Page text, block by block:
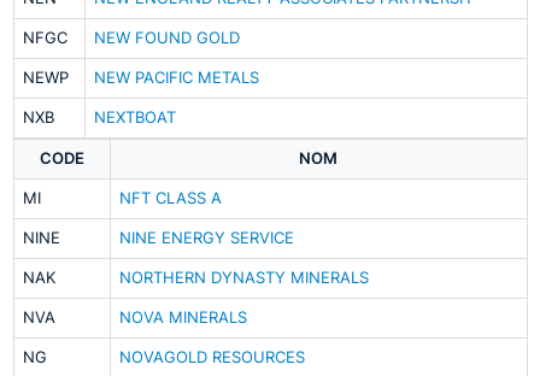
NFGC NEW FOUND GOLD
NEWP NEW PACIFIC METALS
NXB NEXTBOAT
CODE NOM
MI NFT CLASS A
NINE NINE ENERGY SERVICE
NAK NORTHERN DYNASTY MINERALS
NVA NOVA MINERALS
NG NOVAGOLD RESOURCES